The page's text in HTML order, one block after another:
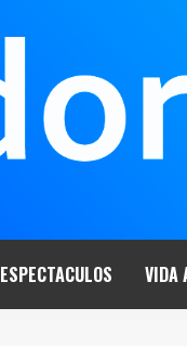
ESPECTACULOS VIDA